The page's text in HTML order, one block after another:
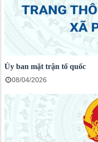
Ủy ban mặt trận tổ quốc
08/04/2026